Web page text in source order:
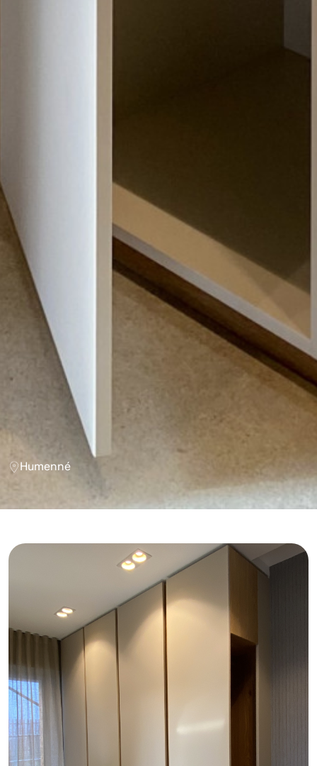
Humenné